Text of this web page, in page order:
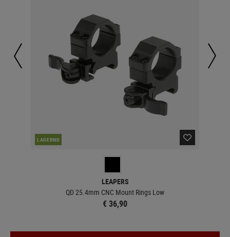
LAGERND
LEAPERS
QD 25.4mm CNC Mount Rings Low
€ 36,90